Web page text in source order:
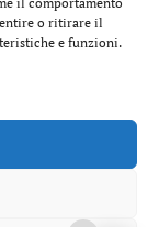
o ritirare il
e funzioni.
S.r.l. – Via